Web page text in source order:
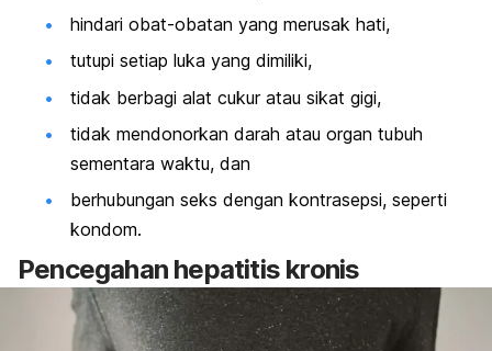
hindari obat-obatan yang merusak hati,
tutupi setiap luka yang dimiliki,
tidak berbagi alat cukur atau sikat gigi,
tidak mendonorkan darah atau organ tubuh
sementara waktu, dan
berhubungan seks dengan kontrasepsi, seperti
kondom.
Pencegahan hepatitis kronis